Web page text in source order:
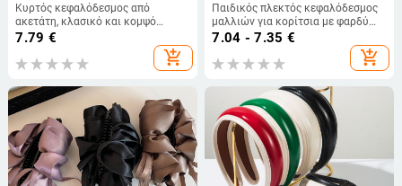
Κυρτός κεφαλόδεσμος από
ακετάτη, κλασικό και κομψό
γαλλικό στυλ, διπλής στρώσης
7.79 €
add_shopping_cart
Παιδικός πλεκτός κεφαλόδεσμος
μαλλιών για κορίτσια με φαρδύ
άκρο, μοντέλο 2025, αξεσουάρ
7.04 - 7.35 €
add_shopping_cart